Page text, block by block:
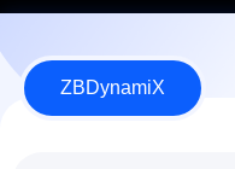
Ontwerper en fabrikant
ZBDynamiX